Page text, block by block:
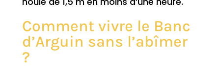
Comment vivre le Banc
d’Arguin sans l’abîmer
?